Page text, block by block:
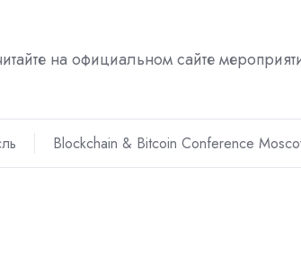
на официальном сайте
Blockchain & Bitcoin Conference